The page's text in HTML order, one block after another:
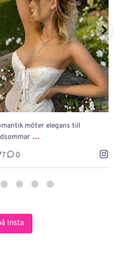
möter elegans till
...
7 0
Insta